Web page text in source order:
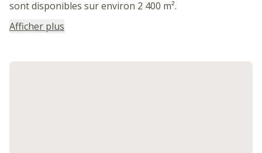
sont disponibles sur environ 2 400 m².
Afficher plus